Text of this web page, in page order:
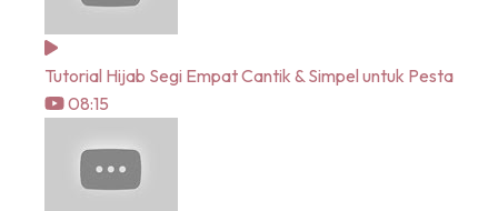
Tutorial Hijab Segi Empat Cantik & Simpel untuk Pesta
08:15